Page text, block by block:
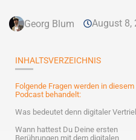
Georg Blum August 8,
INHALTSVERZEICHNIS
Folgende Fragen werden in diesem
Podcast behandelt:
Was bedeutet denn digitaler
Wann hattest Du Deine ersten
Berührungen mit dem digitalen